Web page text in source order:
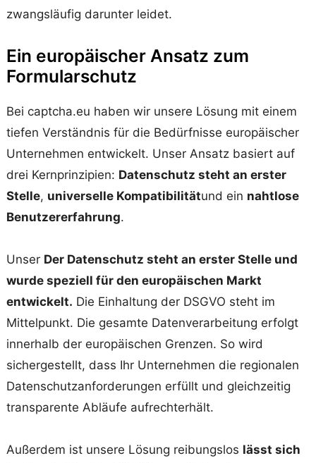
zwangsläufig darunter leidet.
Ein europäischer Ansatz zum
Formularschutz
Bei captcha.eu haben wir unsere Lösung mit einem
tiefen Verständnis für die Bedürfnisse europäischer
Unternehmen entwickelt. Unser Ansatz basiert auf
drei Kernprinzipien: Datenschutz steht an erster
Stelle, universelle Kompatibilitätund ein nahtlose
Benutzererfahrung.
Unser Der Datenschutz steht an erster Stelle und
wurde speziell für den europäischen Markt
entwickelt. Die Einhaltung der DSGVO steht im
Mittelpunkt. Die gesamte Datenverarbeitung erfolgt
innerhalb der europäischen Grenzen. So wird
sichergestellt, dass Ihr Unternehmen die regionalen
Datenschutzanforderungen erfüllt und gleichzeitig
transparente Abläufe aufrechterhält.
Außerdem ist unsere Lösung reibungslos lässt sich